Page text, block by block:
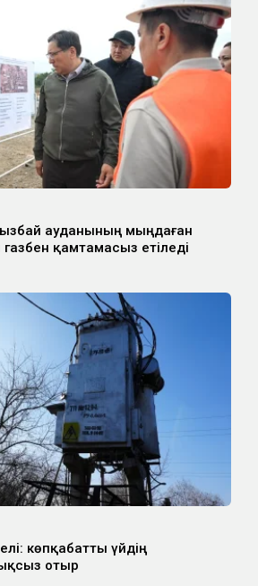
ауданының мыңдаған
қамтамасыз етіледі
көпқабатты үйдің
отыр